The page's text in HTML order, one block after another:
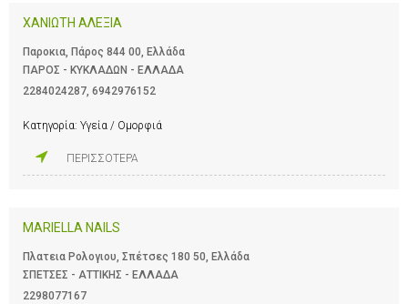
ΧΑΝΙΩΤΗ ΑΛΕΞΙΑ
Παροκια, Πάρος 844 00, Ελλάδα
ΠΑΡΟΣ - ΚΥΚΛΑΔΩΝ - ΕΛΛΑΔΑ
2284024287, 6942976152
Κατηγορία: Υγεία / Ομορφιά
ΠΕΡΙΣΣΟΤΕΡΑ
MARIELLA NAILS
Πλατεια Ρολογιου, Σπέτσες 180 50, Ελλάδα
ΣΠΕΤΣΕΣ - ΑΤΤΙΚΗΣ - ΕΛΛΑΔΑ
2298077167